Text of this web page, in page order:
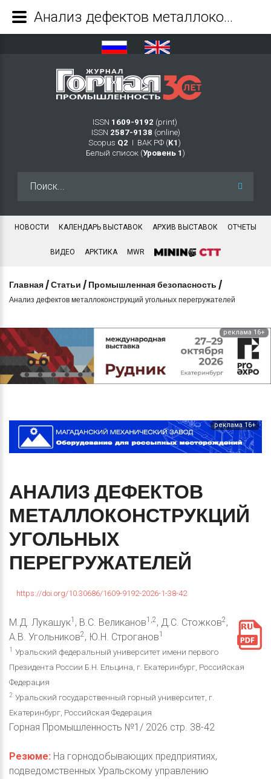
ISSN 1609-9192 (print)
ISSN 2587-9138 (online)
Scopus Q2 Ι ВАК РФ (K1 )
Белый список (Уровень 1 )
НОВОСТИ КАЛЕНДАРЬ ВЫСТАВОК АРХИВ ВЫСТАВОК ОТЧЕТЫ
ВИДЕО АРКТИКА MWR
Главная /Статьи / Промышленная безопасность /
Анализ дефектов металлоконструкций угольных перегружателей
реклама 16+
реклама 16+
АНАЛИЗДЕФЕКТОВ
МЕТАЛЛОКОНСТРУКЦИЙ
УГОЛЬНЫХ
ПЕРЕГРУЖАТЕЛЕЙ
https://doi.org/10.30686/1609-9192-2026-1-38-42
М.Д. Лукашук1 , В.С. Великанов1,2, Д.С. Стожков2,
А.В. Угольников2, Ю.Н. Строганов1
1 Уральский федеральный университет имени первого
Президента России Б.Н. Ельцина, г. Екатеринбург, Российская
Федерация
2 Уральский государственный горный университет, г.
Екатеринбург, Российская Федерация
Горная Промышленность №1/ 2026 стр. 38-42
Резюме: На горнодобывающих предприятиях,
подведомственных Уральскому управлению
Анализ дефектов металлоконструкций угольных перегружателей - Журнал Горная промышленность